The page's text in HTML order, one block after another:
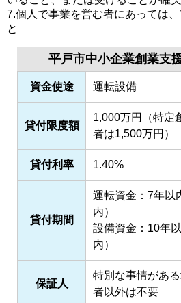
7.個人で事業を営む者にあっては
と
平戸市中小企業創業支
資金使途 運転設備
貸付限度額
1,000万円（特定
者は1,500万円）
貸付利率 1.40%
貸付期間
運転資金：7年以
内）
設備資金：10年
内）
保証人
特別な事情があ
者以外は不要